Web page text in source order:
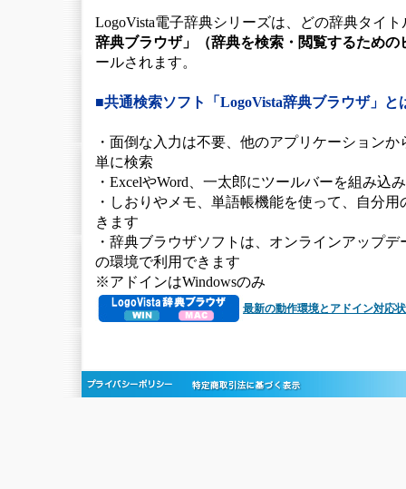
LogoVista電子辞典シリーズは、どの辞典タイ
辞典ブラウザ」（辞典を検索・閲覧するための
ールされます。
■共通検索ソフト「LogoVista辞典ブラウザ」と
・面倒な入力は不要、他のアプリケーション
単に検索
・ExcelやWord、一太郎にツールバーを組み込
・しおりやメモ、単語帳機能を使って、自分
きます
・辞典ブラウザソフトは、オンラインアップ
の環境で利用できます
※アドインはWindowsのみ
最新の動作環境とアドイン対応